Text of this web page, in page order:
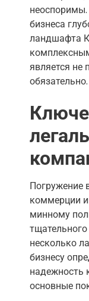
бизнеса
ландшафта
является не
обязательно.
Погружение
коммерции
минному
несколько
бизнесу
надежность
основные